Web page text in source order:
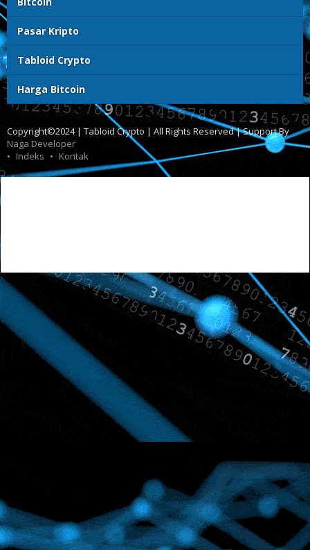
Pasar Kripto
Tabloid Crypto
Harga Bitcoin
Copyright©2024 | Tabloid Crypto | All Rights Reserved | Support By
Naga Developer
Indeks
Kontak